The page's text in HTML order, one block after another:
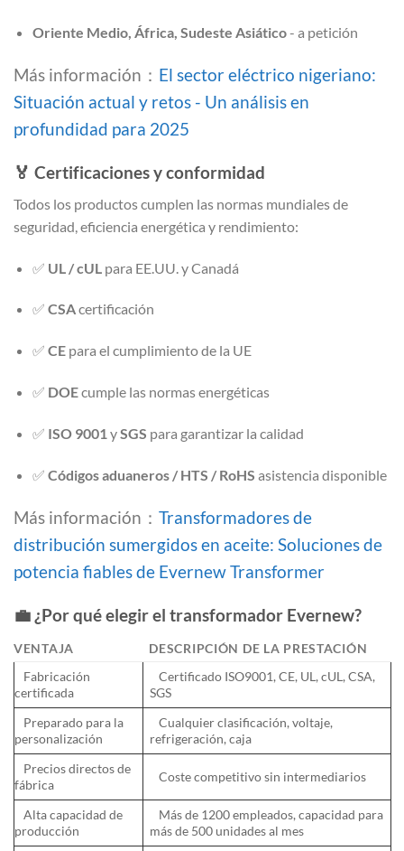
Oriente Medio, África, Sudeste Asiático- a petición
Más información： El sector eléctrico nigeriano:
Situación actual y retos - Un análisis en
profundidad para 2025
🏅 Certificaciones y conformidad
Todos los productos cumplen las normas mundiales de
seguridad, eficiencia energética y rendimiento:
✅ UL / cUL para EE.UU. y Canadá
✅ CSAcertificación
✅ CEpara el cumplimiento de la UE
✅ DOEcumple las normas energéticas
✅ ISO 9001ySGS para garantizar la calidad
✅ Códigos aduaneros / HTS / RoHS asistencia disponible
Más información： Transformadores de
distribución sumergidos en aceite: Soluciones de
potencia fiables de Evernew Transformer
💼¿Por qué elegir el transformador Evernew?
VENTAJA
DESCRIPCIÓN DE LA PRESTACIÓN
Fabricación
certificada
Certificado ISO9001, CE, UL, cUL, CSA,
SGS
Preparado para la
personalización
Cualquier clasificación, voltaje,
refrigeración, caja
Precios directos de
fábrica
Coste competitivo sin intermediarios
Alta capacidad de
producción
Más de 1200 empleados, capacidad para
más de 500 unidades al mes